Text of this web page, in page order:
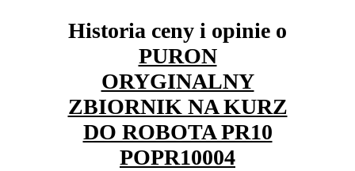
Historia ceny i opinie o
PURON
ORYGINALNY
ZBIORNIK NA KURZ
DO ROBOTA PR10
POPR10004